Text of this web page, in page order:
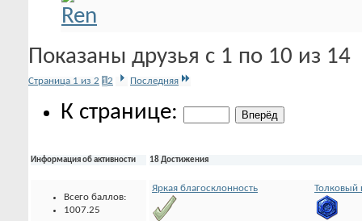
Показаны друзья с 1 по 10 из 14
Страница 1 из 2 12 Последняя
К странице:
Информация об активности
Всего баллов:
1007.25
18 Достижения
Яркая благосклонность Толковый